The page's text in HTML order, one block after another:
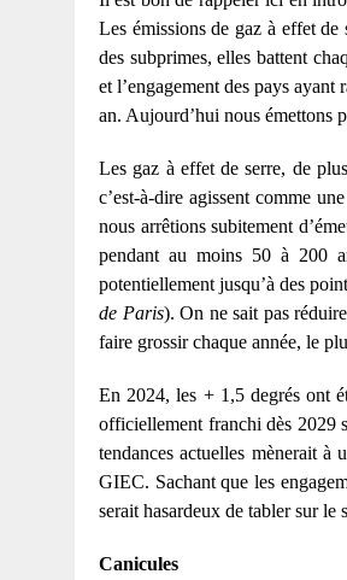
Les émissions de gaz à effet
des subprimes, elles battent
et l’engagement des pays
an. Aujourd’hui nous émettons
Les gaz à effet de serre, de
c’est-à-dire agissent comme
nous arrêtions subitement
pendant au moins 50 à 200
potentiellement jusqu’à des
de Paris). On ne sait pas
faire grossir chaque année, le
En 2024, les + 1,5 degrés ont
officiellement franchi dès 2029
tendances actuelles mènerait
GIEC. Sachant que les
serait hasardeux de tabler sur le
Canicules